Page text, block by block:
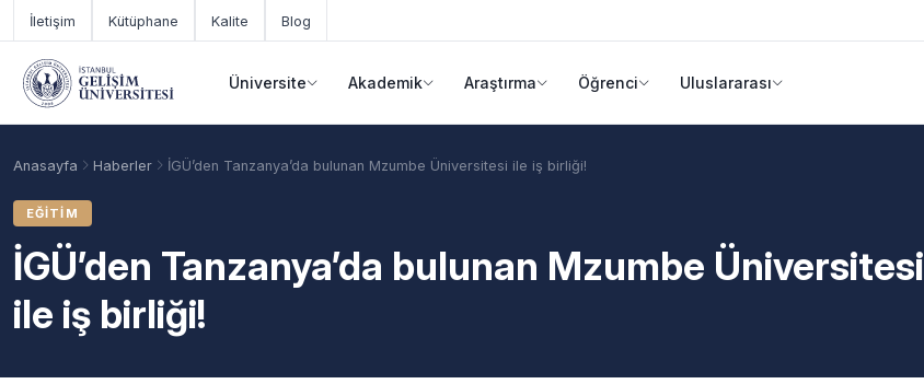
Ana içeriğe geç
İletişim Kütüphane Kalite Blog
Üniversite Akademik Araştırma Öğrenci Uluslararası
Anasayfa Haberler İGÜ’den Tanzanya’da bulunan Mzumbe Üniversitesi ile iş birliği!
EĞITIM
İGÜ’den Tanzanya’da bulunan Mzumbe Üniversitesi
ile iş birliği!